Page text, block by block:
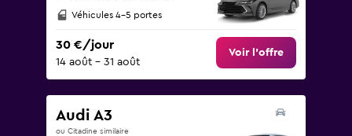
Véhicules 4-5 portes
30 €/jour
14 août - 31 août
Voir l’offre
Audi A3
ou Citadine similaire